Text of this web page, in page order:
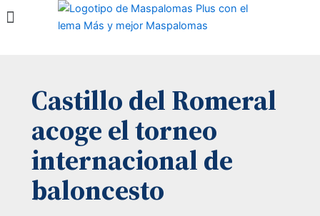
Menú
Castillo del Romeral
acoge el torneo
internacional de
baloncesto